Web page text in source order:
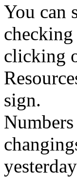
You can
clicking
sign.